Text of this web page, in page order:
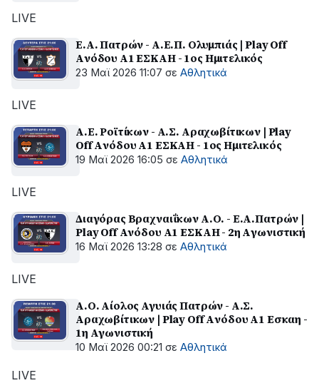
LIVE
Ε.Α. Πατρών - Α.Ε.Π. Ολυμπιάς | Play Off
Aνόδου A1 EΣΚΑΗ - 1ος Ημιτελικός
23 Μαϊ 2026 11:07 σε Αθλητικά
LIVE
Α.Ε. Ροϊτίκων - Α.Σ. Αραχωβίτικων | Play
Off Aνόδου A1 EΣΚΑΗ - 1ος Ημιτελικός
19 Μαϊ 2026 16:05 σε Αθλητικά
LIVE
Διαγόρας Βραχναιΐκων Α.Ο. - Ε.Α.Πατρών |
Play Off Aνόδου A1 EΣΚΑΗ - 2η Aγωνιστική
16 Μαϊ 2026 13:28 σε Αθλητικά
LIVE
Α.Ο. Αίολος Αγυιάς Πατρών - Α.Σ.
Αραχωβίτικων | Play Off Aνόδου A1 Eσκαη -
1η Aγωνιστική
10 Μαϊ 2026 00:21 σε Αθλητικά
LIVE